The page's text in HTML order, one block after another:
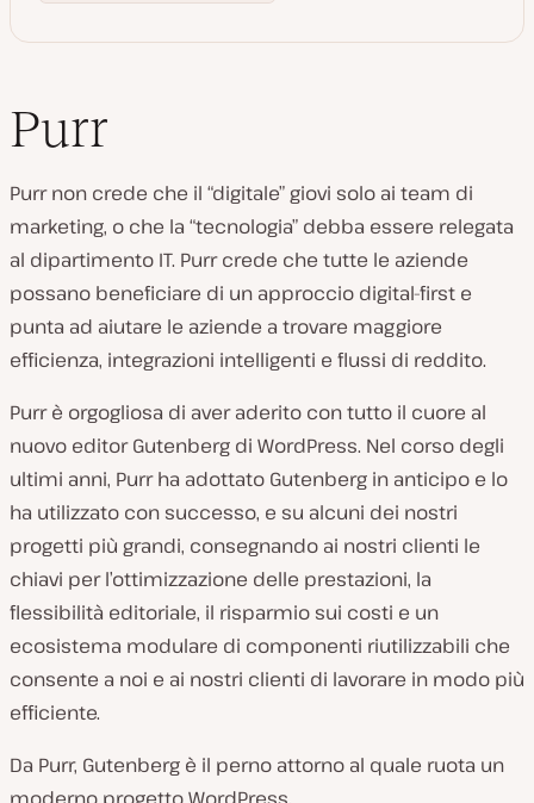
Purr
Purr non crede che il “digitale” giovi solo ai team di
marketing, o che la “tecnologia” debba essere relegata
al dipartimento IT. Purr crede che tutte le aziende
possano beneficiare di un approccio digital-first e
punta ad aiutare le aziende a trovare maggiore
efficienza, integrazioni intelligenti e flussi di reddito.
Purr è orgogliosa di aver aderito con tutto il cuore al
nuovo editor Gutenberg di WordPress. Nel corso degli
ultimi anni, Purr ha adottato Gutenberg in anticipo e lo
ha utilizzato con successo, e su alcuni dei nostri
progetti più grandi, consegnando ai nostri clienti le
chiavi per l’ottimizzazione delle prestazioni, la
flessibilità editoriale, il risparmio sui costi e un
ecosistema modulare di componenti riutilizzabili che
consente a noi e ai nostri clienti di lavorare in modo più
efficiente.
Da Purr, Gutenberg è il perno attorno al quale ruota un